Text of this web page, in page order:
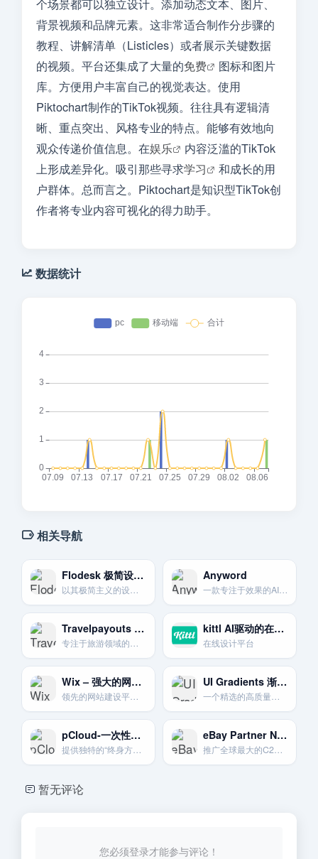
背景视频和品牌元素。这非常适合制作分步骤的
教程、讲解清单（Listicles）或者展示关键数据
的视频。平台还集成了大量的免费
图标和图片
库。方便用户丰富自己的视觉表达。使用
Piktochart制作的TikTok视频。往往具有逻辑清
晰、重点突出、风格专业的特点。能够有效地向
观众传递价值信息。在娱乐
内容泛滥的TikTok
上形成差异化。吸引那些寻求学习
和成长的用
户群体。总而言之。Piktochart是知识型TikTok创
作者将专业内容可视化的得力助手。
数据统计
相关导航
Flodesk 极简设计美学
以其极简主义的设计美学和创新的定价模式而备受创意人士青睐。
Anyword
一款专注于效果的AI文案写作工具，能预测文案表现并进行优化，以提升转化率。
Travelpayouts – 旅游领域垂直联盟
专注于旅游领域的联盟网络，整合了机票、酒店、租车等多种服务。
kittl AI驱动的在线设计平台
在线设计平台
Wix – 强大的网站建设平台
领先的网站建设平台。创作者可以用它来创建一个专业的个人网站或作品集。并通过TikTok引流。
UI Gradients 渐变色背景
一个精选的高质量渐变色方案集合。提供CSS代码和图片下载。
pCloud-一次性付费终身使用
提供独特的“终身方案”一次性买断。并拥有强大的内置音视频播放功能。
eBay Partner Network – C2C电商巨头联盟
推广全球最大的C2C和B2C在线拍卖和购物网站eBay上的海量商品。
暂无评论
您必须登录才能参与评论！